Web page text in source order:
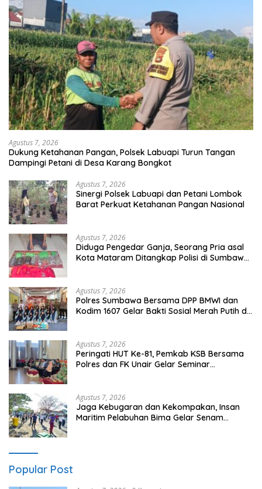
Agustus 7, 2026
Dukung Ketahanan Pangan, Polsek Labuapi Turun Tangan
Dampingi Petani di Desa Karang Bongkot
Agustus 7, 2026
Sinergi Polsek Labuapi dan Petani Lombok
Barat Perkuat Ketahanan Pangan Nasional
Agustus 7, 2026
Diduga Pengedar Ganja, Seorang Pria asal
Kota Mataram Ditangkap Polisi di Sumbawa
Agustus 7, 2026
Polres Sumbawa Bersama DPP BMWI dan
Kodim 1607 Gelar Bakti Sosial Merah Putih di
Agustus 7, 2026
Peringati HUT Ke-81, Pemkab KSB Bersama
Polres dan FK Unair Gelar Seminar
Agustus 7, 2026
Jaga Kebugaran dan Kekompakan, Insan
Maritim Pelabuhan Bima Gelar Senam
Popular Post